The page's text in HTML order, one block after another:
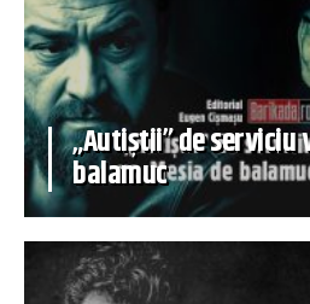
„Autiștii” de serviciu
balamuc